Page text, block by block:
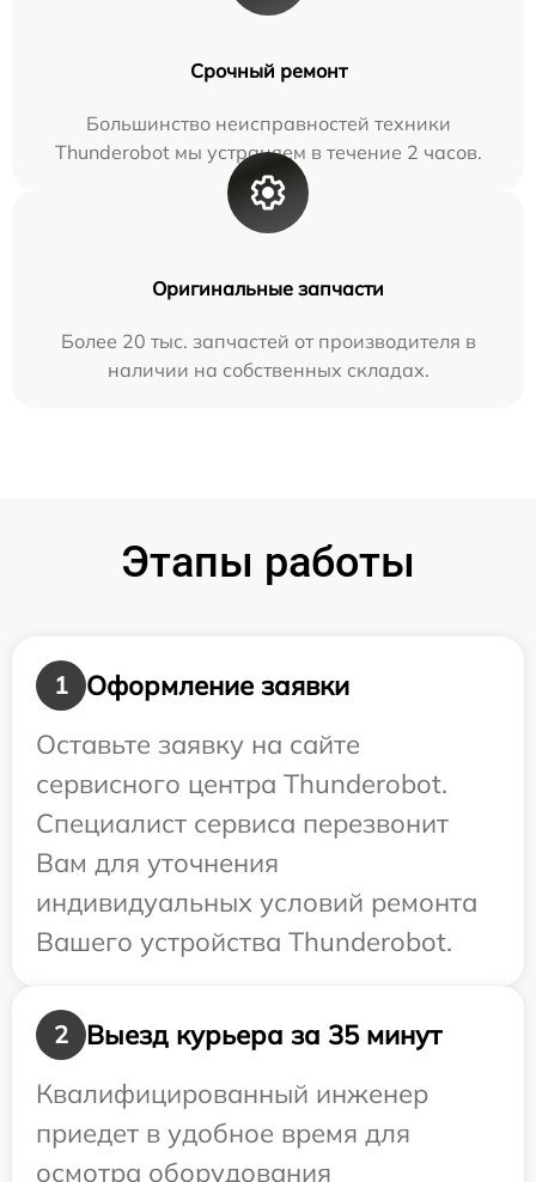
Срочный ремонт
Большинство неисправностей техники
Thunderobot мы устраняем в течение 2 часов.
Оригинальные запчасти
Более 20 тыс. запчастей от производителя в
наличии на собственных складах.
Этапы работы
1
Оформление заявки
Оставьте заявку на сайте
сервисного центра Thunderobot.
Специалист сервиса перезвонит
Вам для уточнения
индивидуальных условий ремонта
Вашего устройства Thunderobot.
2
Выезд курьера за 35 минут
Квалифицированный инженер
приедет в удобное время для
осмотра оборудования